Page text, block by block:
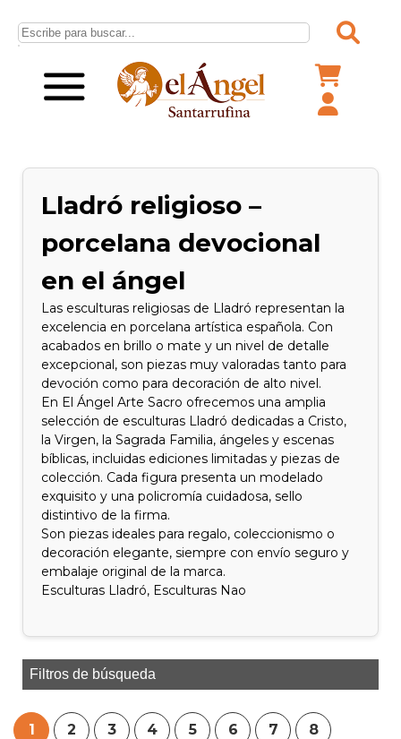
Lladró religioso –
porcelana devocional
en el ángel
Las esculturas religiosas de Lladró representan la
excelencia en porcelana artística española. Con
acabados en brillo o mate y un nivel de detalle
excepcional, son piezas muy valoradas tanto para
devoción como para decoración de alto nivel.
En El Ángel Arte Sacro ofrecemos una amplia
selección de esculturas Lladró dedicadas a Cristo,
la Virgen, la Sagrada Familia, ángeles y escenas
bíblicas, incluidas ediciones limitadas y piezas de
colección. Cada figura presenta un modelado
exquisito y una policromía cuidadosa, sello
distintivo de la firma.
Son piezas ideales para regalo, coleccionismo o
decoración elegante, siempre con envío seguro y
embalaje original de la marca.
Esculturas Lladró, Esculturas Nao
Filtros de búsqueda
1 2 3 4 5 6 7 8